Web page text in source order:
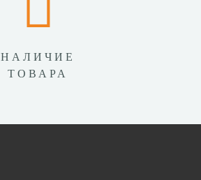
НАЛИЧИЕ
ТОВАРА